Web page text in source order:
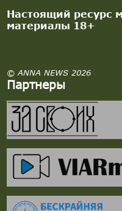
Настоящий ресурс
материалы 18+
© ANNA NEWS 2026
Партнеры